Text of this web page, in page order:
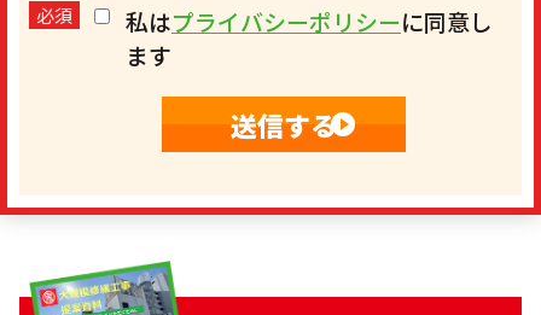
必須 私はプライバシーポリシーに同意し
ます